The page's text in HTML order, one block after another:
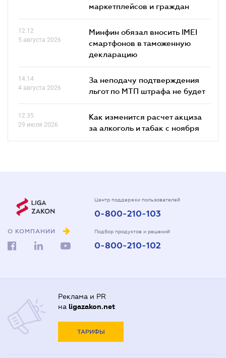
маркетплейсов и граждан
12.12
5 августа 2026
Минфин обязал вносить IMEI
смартфонов в таможенную
декларацию
14.14
4 августа 2026
За неподачу подтверждения
льгот по МТП штрафа не будет
12.35
29 июля 2026
Как изменится расчет акциза
за алкоголь и табак с ноября
О КОМПАНИИ
Центр поддержки пользователей
0-800-210-103
Подбор продуктов и решений
0-800-210-102
Реклама и PR
на ligazakon.net
ТАРИФЫ